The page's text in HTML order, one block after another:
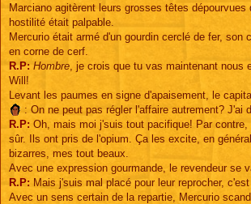
Marciano agitèrent leurs grosses têtes dépourvues
hostilité était palpable.
Mercurio était armé d'un gourdin cerclé de fer, son
en corne de cerf.
R.P: Hombre , je crois que tu vas maintenant nous
Will!
Levant les paumes en signe d'apaisement, le
: On ne peut pas régler l'affaire autrement? J'ai
R.P: Oh, mais moi j'suis tout pacifique! Par
sûr. Ils ont pris de l'opium. Ça les excite, en
bizarres, mes tout beaux.
Avec une expression gourmande, le revendeur se
R.P: Mais j'suis mal placé pour leur reprocher,
Avec un sens certain de la repartie, Mercurio